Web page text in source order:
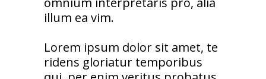
illum ea vim.
Lorem ipsum dolor sit amet, te
ridens gloriatur temporibus